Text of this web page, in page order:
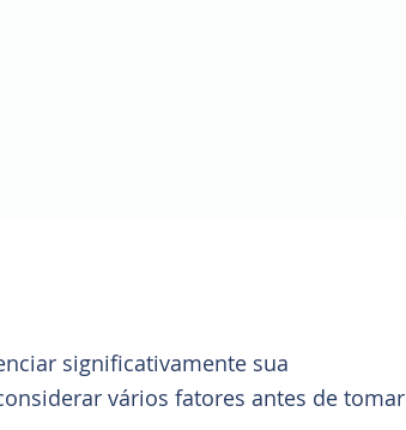
significativamente sua
vários fatores antes de tomar